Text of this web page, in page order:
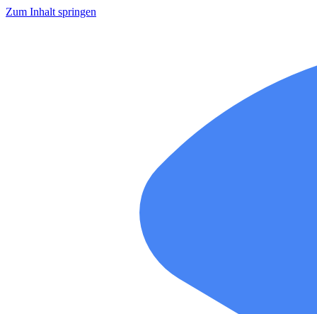
Zum Inhalt springen